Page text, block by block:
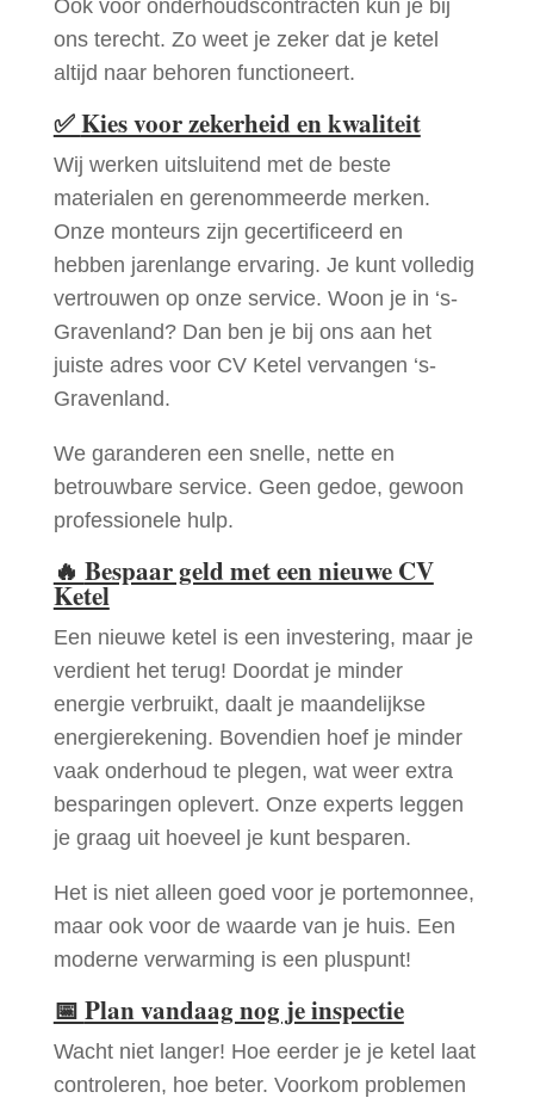
Ook voor onderhoudscontracten kun je bij
ons terecht. Zo weet je zeker dat je ketel
altijd naar behoren functioneert.
✅Kies voor zekerheid en kwaliteit
Wij werken uitsluitend met de beste
materialen en gerenommeerde merken.
Onze monteurs zijn gecertificeerd en
hebben jarenlange ervaring. Je kunt volledig
vertrouwen op onze service. Woon je in ‘s-
Gravenland? Dan ben je bij ons aan het
juiste adres voor CV Ketel vervangen ‘s-
Gravenland.
We garanderen een snelle, nette en
betrouwbare service. Geen gedoe, gewoon
professionele hulp.
🔥 Bespaar geld met een nieuwe CV
Ketel
Een nieuwe ketel is een investering, maar je
verdient het terug! Doordat je minder
energie verbruikt, daalt je maandelijkse
energierekening. Bovendien hoef je minder
vaak onderhoud te plegen, wat weer extra
besparingen oplevert. Onze experts leggen
je graag uit hoeveel je kunt besparen.
Het is niet alleen goed voor je portemonnee,
maar ook voor de waarde van je huis. Een
moderne verwarming is een pluspunt!
📅 Plan vandaag nog je inspectie
Wacht niet langer! Hoe eerder je je ketel laat
controleren, hoe beter. Voorkom problemen